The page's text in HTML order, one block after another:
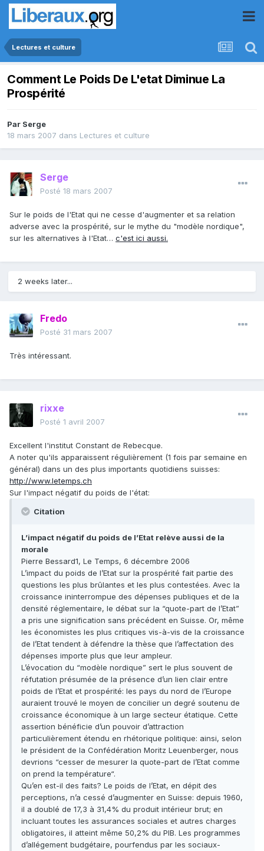
Lectures et culture
Comment Le Poids De L'etat Diminue La
Prospérité
Par Serge
18 mars 2007 dans Lectures et culture
Serge
Posté 18 mars 2007
Sur le poids de l'Etat qui ne cesse d'augmenter et sa relation
adverse avec la prospérité, sur le mythe du "modèle nordique",
sur les alternatives à l'Etat… c'est ici aussi.
2 weeks later...
Fredo
Posté 31 mars 2007
Très intéressant.
rixxe
Posté 1 avril 2007
Excellent l'institut Constant de Rebecque.
A noter qu'ils apparaissent régulièrement (1 fois par semaine en
général) dans un des plus importants quotidiens suisses:
http://www.letemps.ch
Sur l'impact négatif du poids de l'état:
Citation
L’impact négatif du poids de l’Etat relève aussi de la
morale
Pierre Bessard1, Le Temps, 6 décembre 2006
L’impact du poids de l’Etat sur la prospérité fait partie des
questions les plus brûlantes et les plus contestées. Avec la
croissance ininterrompue des dépenses publiques et de la
densité réglementaire, le débat sur la “quote-part de l’Etat”
a pris une signification sans précédent en Suisse. Or, même
les économistes les plus critiques vis-à-vis de la croissance
de l’Etat tendent à défendre la thèse que l’affectation des
dépenses importe plus que leur ampleur.
L’évocation du “modèle nordique” sert le plus souvent de
réfutation présumée de la présence d’un lien clair entre
poids de l’Etat et prospérité: les pays du nord de l’Europe
auraient trouvé le moyen de concilier un degré soutenu de
croissance économique à un large secteur étatique. Cette
assertion bénéficie d’un pouvoir d’attraction
particulièrement étendu en rhétorique politique: ainsi, selon
le président de la Confédération Moritz Leuenberger, nous
devrions “cesser de mesurer la quote-part de l’Etat comme
on prend la température“.
Qu’en est-il des faits? Le poids de l’Etat, en dépit des
perceptions, n’a cessé d’augmenter en Suisse: depuis 1960,
il a doublé de 17,3 à 31,4% du produit intérieur brut; en
incluant toutes les assurances sociales et autres charges
obligatoires, il atteint même 50,2% du PIB. Les programmes
d’allégement budgétaire, pourfendus par les sociaux-